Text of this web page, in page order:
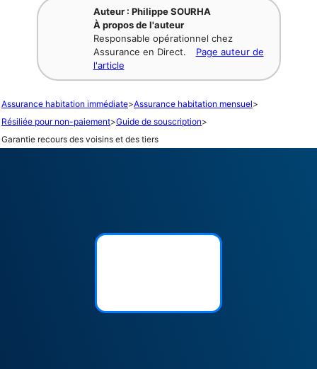
Auteur : Philippe SOURHA
À propos de l'auteur
Responsable opérationnel chez
Assurance en Direct.
Page auteur de
l'article
Assurance habitation immédiate>Assurance habitation mensuel>
Résiliée pour non-paiement>Guide de souscription>
Garantie recours des voisins et des tiers